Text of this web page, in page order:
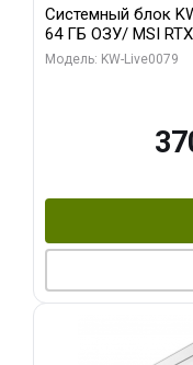
Системный блок
64 ГБ ОЗУ/ MSI
256bit 3xDP HDMI/
Модель: KW-Live0079